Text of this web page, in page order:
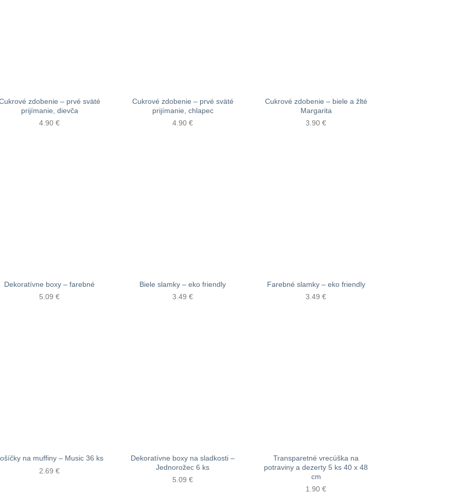
zdobenie – prvé sväté
prijímanie, dievča
4.90€
Cukrové zdobenie – prvé sväté
prijímanie, chlapec
4.90€
Cukrové zdobenie – biele a žlté
Margarita
3.90€
Dekoratívne boxy – farebné
5.09€
Biele slamky – eko friendly
3.49€
Farebné slamky – eko friendly
3.49€
na muffiny – Music 36 ks
2.69€
Dekoratívne boxy na sladkosti –
Jednorožec 6 ks
5.09€
Transparetné vrecúška na
potraviny a dezerty 5 ks 40 x 48
cm
1.90€